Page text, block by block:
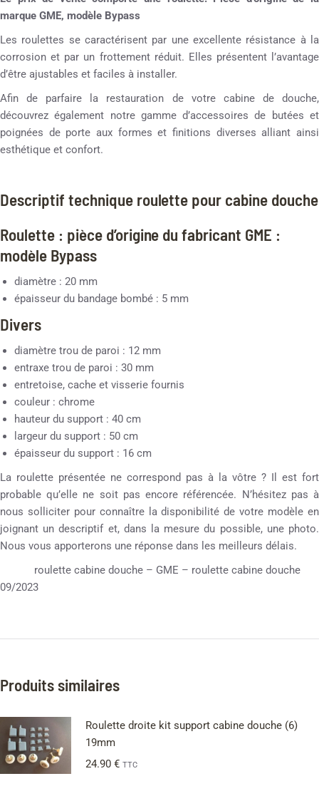
marque GME, modèle Bypass
Les roulettes se caractérisent par une excellente résistance à la
corrosion et par un frottement réduit. Elles présentent l’avantage
d’être ajustables et faciles à installer.
Afin de parfaire la restauration de votre cabine de douche,
découvrez également notre gamme d’accessoires de butées et
poignées de porte aux formes et finitions diverses alliant ainsi
esthétique et confort.
Descriptif technique roulette pour cabine douche
Roulette : pièce d’origine du fabricant GME :
modèle Bypass
diamètre : 20 mm
épaisseur du bandage bombé : 5 mm
Divers
diamètre trou de paroi : 12 mm
entraxe trou de paroi : 30 mm
entretoise, cache et visserie fournis
couleur : chrome
hauteur du support : 40 cm
largeur du support : 50 cm
épaisseur du support : 16 cm
La roulette présentée ne correspond pas à la vôtre ? Il est fort
probable qu’elle ne soit pas encore référencée. N’hésitez pas à
nous solliciter pour connaître la disponibilité de votre modèle en
joignant un descriptif et, dans la mesure du possible, une photo.
Nous vous apporterons une réponse dans les meilleurs délais.
roulette cabine douche – GME – roulette cabine douche
09/2023
Produits similaires
Roulette droite kit support cabine douche (6)
19mm
24.90 € TTC